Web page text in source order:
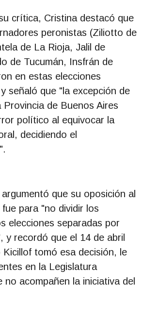
crítica, Cristina destacó que
peronistas (Ziliotto de
de La Rioja, Jalil de
de Tucumán, Insfrán de
en estas elecciones
señaló que "la excepción de
Provincia de Buenos Aires
político al equivocar la
decidiendo el
que su oposición al
para "no dividir los
elecciones separadas por
y recordó que el 14 de abril
Kicillof tomó esa decisión, le
en la Legislatura
no acompañen la iniciativa del